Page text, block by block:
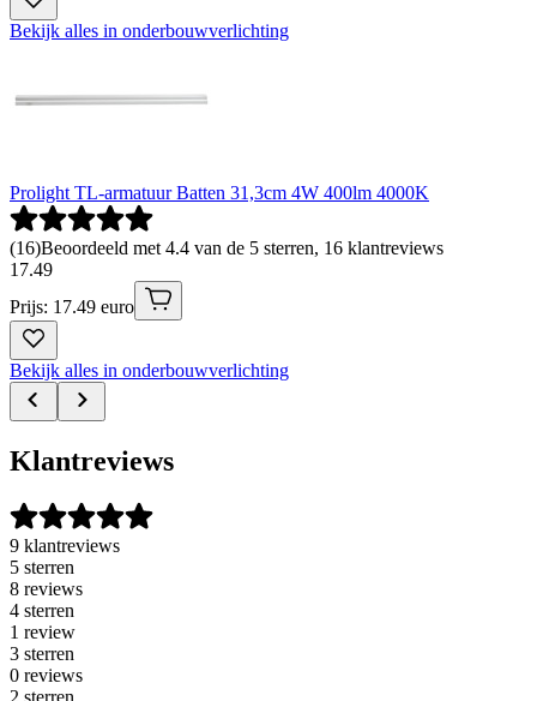
Bekijk alles in onderbouwverlichting
Prolight TL-armatuur Batten 31,3cm 4W 400lm 4000K
(16)Beoordeeld met 4.4 van de 5 sterren, 16 klantreviews
17.49
Prijs: 17.49 euro
Bekijk alles in onderbouwverlichting
Klantreviews
9 klantreviews
5 sterren
8 reviews
4 sterren
1 review
3 sterren
0 reviews
2 sterren